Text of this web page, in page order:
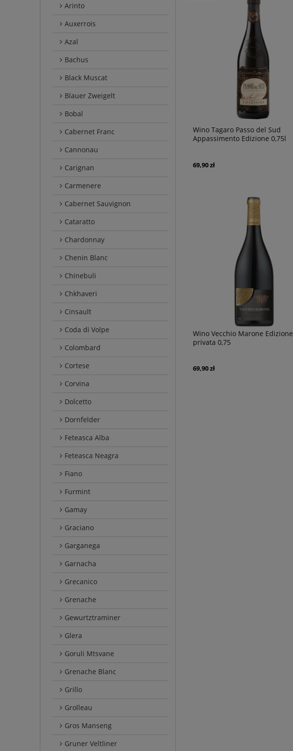
Arinto
Auxerrois
Azal
Bachus
Black Muscat
Blauer Zweigelt
Bobal
Cabernet Franc
Cannonau
Carignan
Carmenere
Cabernet Sauvignon
Cataratto
Chardonnay
Chenin Blanc
Chinebuli
Chkhaveri
Cinsault
Coda di Volpe
Colombard
Cortese
Corvina
Dolcetto
Dornfelder
Feteasca Alba
Feteasca Neagra
Fiano
Furmint
Gamay
Graciano
Garganega
Garnacha
Grecanico
Grenache
Gewurtztraminer
Glera
Goruli Mtsvane
Grenache Blanc
Grillo
Grolleau
Gros Manseng
Gruner Veltliner
Wino Tagaro Passo del Sud
Appassimento Edizione 0,75l
69,90 zł
Wino Vecchio Marone Edizione
privata 0,75
69,90 zł